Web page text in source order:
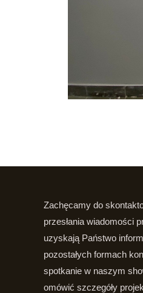
Zachęcamy do
przesłania wiadomości
uzyskają Państwo
pozostałych formach
spotkanie w naszym
omówić szczegóły